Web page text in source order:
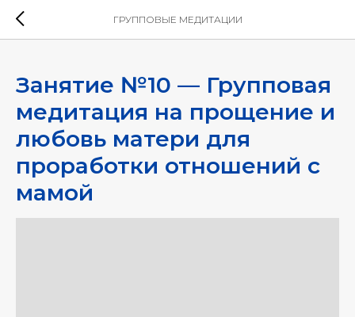
ГРУППОВЫЕ МЕДИТАЦИИ
Занятие №10 — Групповая
медитация на прощение и
любовь матери для
проработки отношений с
мамой